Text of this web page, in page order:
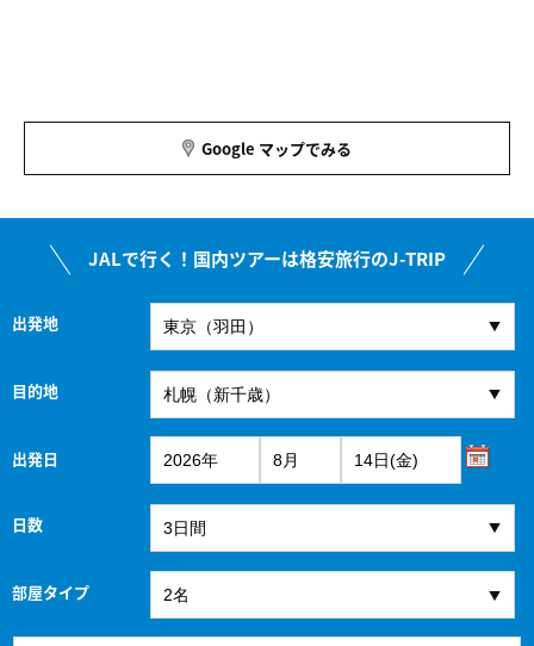
Google マップでみる
JALで行く！国内ツアーは格安旅行のJ-TRIP
出発地
目的地
出発日
日数
部屋タイプ